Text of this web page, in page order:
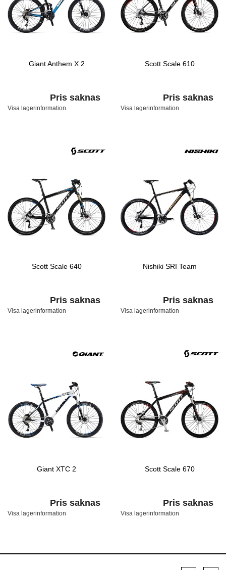
Giant Anthem X 2
Pris saknas
Visa lagerinformation
Scott Scale 610
Pris saknas
Visa lagerinformation
Scott Scale 640
Pris saknas
Visa lagerinformation
Nishiki SRI Team
Pris saknas
Visa lagerinformation
Giant XTC 2
Pris saknas
Visa lagerinformation
Scott Scale 670
Pris saknas
Visa lagerinformation